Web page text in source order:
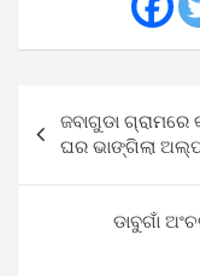
navigation
ଜବାଗୁଡା
ଘର ଭାଙ୍ଗିଲା
ଡାବୁଗାଁ